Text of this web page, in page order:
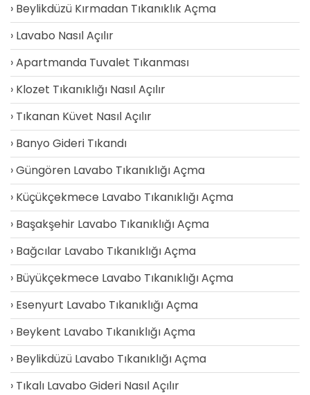
Beylikdüzü Kırmadan Tıkanıklık Açma
Lavabo Nasıl Açılır
Apartmanda Tuvalet Tıkanması
Klozet Tıkanıklığı Nasıl Açılır
Tıkanan Küvet Nasıl Açılır
Banyo Gideri Tıkandı
Güngören Lavabo Tıkanıklığı Açma
Küçükçekmece Lavabo Tıkanıklığı Açma
Başakşehir Lavabo Tıkanıklığı Açma
Bağcılar Lavabo Tıkanıklığı Açma
Büyükçekmece Lavabo Tıkanıklığı Açma
Esenyurt Lavabo Tıkanıklığı Açma
Beykent Lavabo Tıkanıklığı Açma
Beylikdüzü Lavabo Tıkanıklığı Açma
Tıkalı Lavabo Gideri Nasıl Açılır